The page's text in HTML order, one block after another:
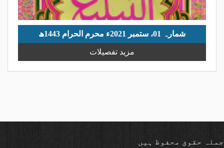
شمارہ 01، ستمبر 2021ء محرم الحرام 1443ھ
مزید تفصیلات
جملہ حقوق محفوظ ہیں